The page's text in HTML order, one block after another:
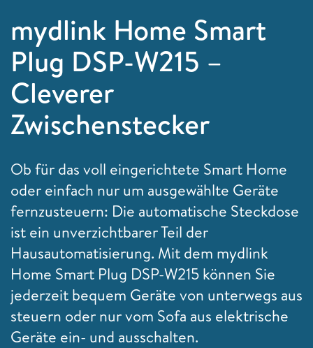
mydlink Home Smart
Plug DSP-W215 –
Cleverer
Zwischenstecker
Ob für das voll eingerichtete Smart Home
oder einfach nur um ausgewählte Geräte
fernzusteuern: Die automatische Steckdose
ist ein unverzichtbarer Teil der
Hausautomatisierung. Mit dem mydlink
Home Smart Plug DSP-W215 können Sie
jederzeit bequem Geräte von unterwegs aus
steuern oder nur vom Sofa aus elektrische
Geräte ein- und ausschalten.